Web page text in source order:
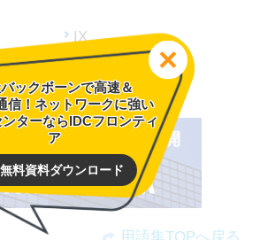
IX
ス
ックボーンで高速＆
信！ネットワークに強い
ターならIDCフロンティ
ア
無料資料ダウンロード